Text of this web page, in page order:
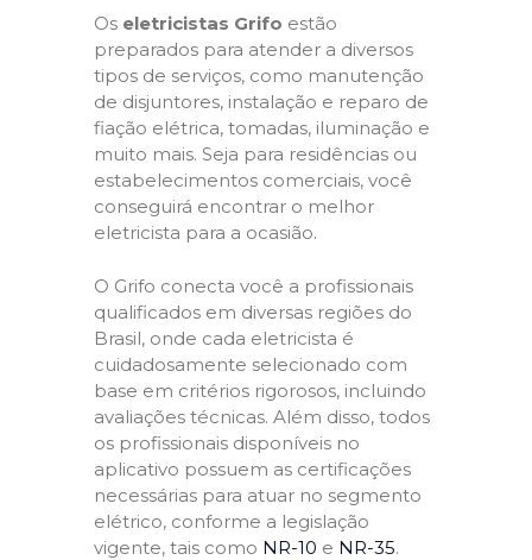
Os eletricistas Grifo estão
preparados para atender a diversos
tipos de serviços, como manutenção
de disjuntores, instalação e reparo de
fiação elétrica, tomadas, iluminação e
muito mais. Seja para residências ou
estabelecimentos comerciais, você
conseguirá encontrar o melhor
eletricista para a ocasião.
O Grifo conecta você a profissionais
qualificados em diversas regiões do
Brasil, onde cada eletricista é
cuidadosamente selecionado com
base em critérios rigorosos, incluindo
avaliações técnicas. Além disso, todos
os profissionais disponíveis no
aplicativo possuem as certificações
necessárias para atuar no segmento
elétrico, conforme a legislação
vigente, tais como NR-10 e NR-35.